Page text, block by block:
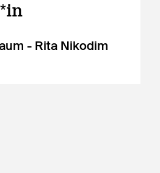
- Rita Nikodim